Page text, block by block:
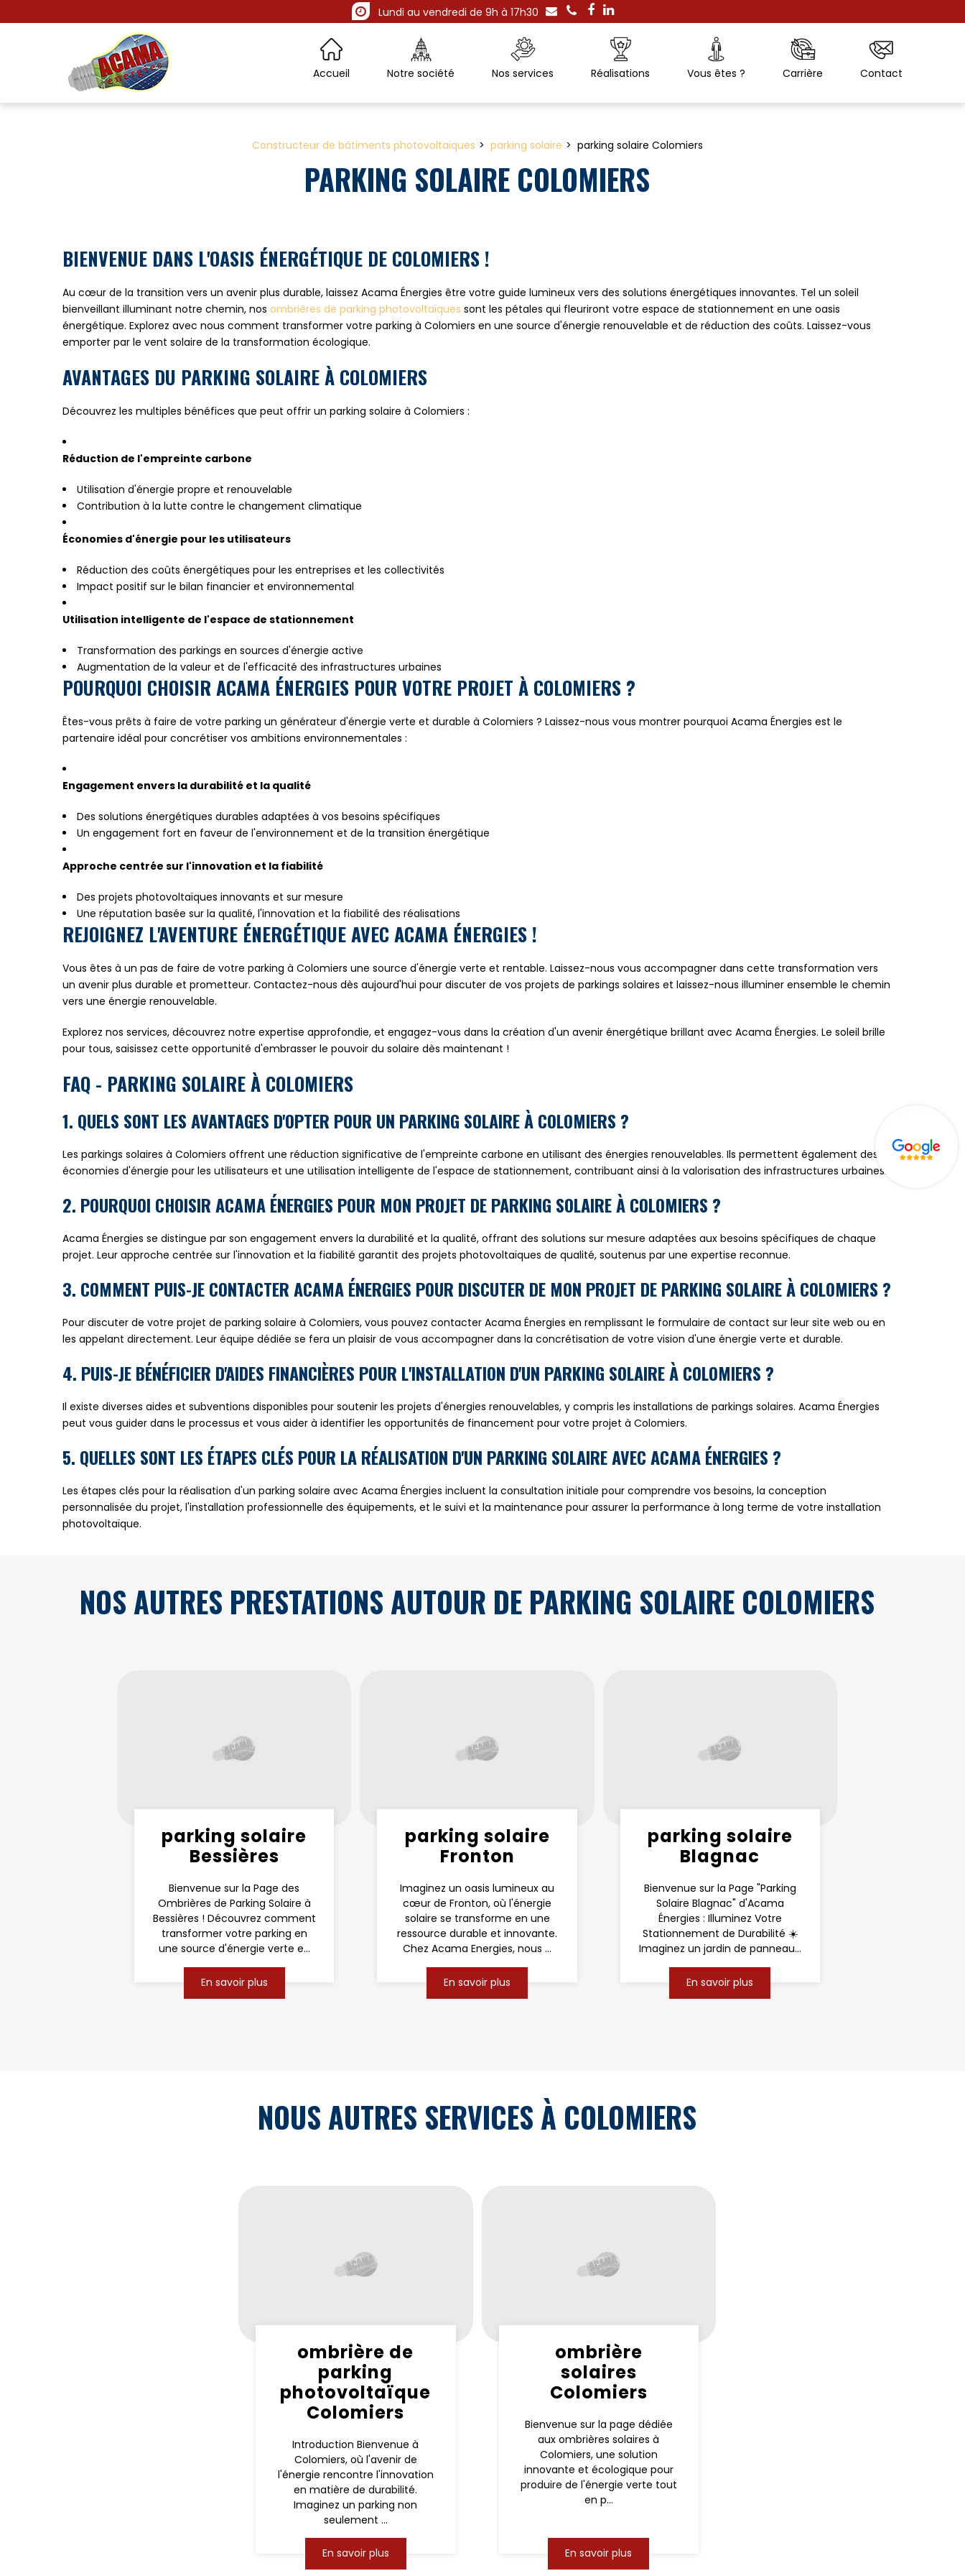
Lundi au vendredi de 9h à 17h30
Accueil Notre société Nos services Réalisations Vous êtes ? Carrière Contact
Constructeur de bâtiments photovoltaïques parking solaire parking solaire Colomiers
PARKING SOLAIRE COLOMIERS
BIENVENUE DANS L'OASIS ÉNERGÉTIQUE DE COLOMIERS !
Au cœur de la transition vers un avenir plus durable, laissez Acama Énergies être votre guide lumineux vers des solutions énergétiques innovantes. Tel un soleil
bienveillant illuminant notre chemin, nos ombrières de parking photovoltaïques sont les pétales qui fleuriront votre espace de stationnement en une oasis
énergétique. Explorez avec nous comment transformer votre parking à Colomiers en une source d'énergie renouvelable et de réduction des coûts. Laissez-vous
emporter par le vent solaire de la transformation écologique.
AVANTAGES DU PARKING SOLAIRE À COLOMIERS
Découvrez les multiples bénéfices que peut offrir un parking solaire à Colomiers :
Réduction de l'empreinte carbone
Utilisation d'énergie propre et renouvelable
Contribution à la lutte contre le changement climatique
Économies d'énergie pour les utilisateurs
Réduction des coûts énergétiques pour les entreprises et les collectivités
Impact positif sur le bilan financier et environnemental
Utilisation intelligente de l'espace de stationnement
Transformation des parkings en sources d'énergie active
Augmentation de la valeur et de l'efficacité des infrastructures urbaines
POURQUOI CHOISIR ACAMA ÉNERGIES POUR VOTRE PROJET À COLOMIERS ?
Êtes-vous prêts à faire de votre parking un générateur d'énergie verte et durable à Colomiers ? Laissez-nous vous montrer pourquoi Acama Énergies est le
partenaire idéal pour concrétiser vos ambitions environnementales :
Engagement envers la durabilité et la qualité
Des solutions énergétiques durables adaptées à vos besoins spécifiques
Un engagement fort en faveur de l'environnement et de la transition énergétique
Approche centrée sur l'innovation et la fiabilité
Des projets photovoltaïques innovants et sur mesure
Une réputation basée sur la qualité, l'innovation et la fiabilité des réalisations
REJOIGNEZ L'AVENTURE ÉNERGÉTIQUE AVEC ACAMA ÉNERGIES !
Vous êtes à un pas de faire de votre parking à Colomiers une source d'énergie verte et rentable. Laissez-nous vous accompagner dans cette transformation vers
un avenir plus durable et prometteur. Contactez-nous dès aujourd'hui pour discuter de vos projets de parkings solaires et laissez-nous illuminer ensemble le chemin
vers une énergie renouvelable.
Explorez nos services, découvrez notre expertise approfondie, et engagez-vous dans la création d'un avenir énergétique brillant avec Acama Énergies. Le soleil brille
pour tous, saisissez cette opportunité d'embrasser le pouvoir du solaire dès maintenant !
FAQ - PARKING SOLAIRE À COLOMIERS
1. QUELS SONT LES AVANTAGES D'OPTER POUR UN PARKING SOLAIRE À COLOMIERS ?
Les parkings solaires à Colomiers offrent une réduction significative de l'empreinte carbone en utilisant des énergies renouvelables. Ils permettent également des
économies d'énergie pour les utilisateurs et une utilisation intelligente de l'espace de stationnement, contribuant ainsi à la valorisation des infrastructures urbaines.
2. POURQUOI CHOISIR ACAMA ÉNERGIES POUR MON PROJET DE PARKING SOLAIRE À COLOMIERS ?
Acama Énergies se distingue par son engagement envers la durabilité et la qualité, offrant des solutions sur mesure adaptées aux besoins spécifiques de chaque
projet. Leur approche centrée sur l'innovation et la fiabilité garantit des projets photovoltaïques de qualité, soutenus par une expertise reconnue.
3. COMMENT PUIS-JE CONTACTER ACAMA ÉNERGIES POUR DISCUTER DE MON PROJET DE PARKING SOLAIRE À COLOMIERS ?
Pour discuter de votre projet de parking solaire à Colomiers, vous pouvez contacter Acama Énergies en remplissant le formulaire de contact sur leur site web ou en
les appelant directement. Leur équipe dédiée se fera un plaisir de vous accompagner dans la concrétisation de votre vision d'une énergie verte et durable.
4. PUIS-JE BÉNÉFICIER D'AIDES FINANCIÈRES POUR L'INSTALLATION D'UN PARKING SOLAIRE À COLOMIERS ?
Il existe diverses aides et subventions disponibles pour soutenir les projets d'énergies renouvelables, y compris les installations de parkings solaires. Acama Énergies
peut vous guider dans le processus et vous aider à identifier les opportunités de financement pour votre projet à Colomiers.
5. QUELLES SONT LES ÉTAPES CLÉS POUR LA RÉALISATION D'UN PARKING SOLAIRE AVEC ACAMA ÉNERGIES ?
Les étapes clés pour la réalisation d'un parking solaire avec Acama Énergies incluent la consultation initiale pour comprendre vos besoins, la conception
personnalisée du projet, l'installation professionnelle des équipements, et le suivi et la maintenance pour assurer la performance à long terme de votre installation
photovoltaïque.
NOS AUTRES PRESTATIONS AUTOUR DE PARKING SOLAIRE COLOMIERS
parking solaire
Bessières
Bienvenue sur la Page des
Ombrières de Parking Solaire à
Bessières ! Découvrez comment
transformer votre parking en
une source d'énergie verte e...
En savoir plus
parking solaire
Fronton
Imaginez un oasis lumineux au
cœur de Fronton, où l'énergie
solaire se transforme en une
ressource durable et innovante.
Chez Acama Energies, nous ...
En savoir plus
parking solaire
Blagnac
Bienvenue sur la Page "Parking
Solaire Blagnac" d'Acama
Énergies : Illuminez Votre
Stationnement de Durabilité ☀️
Imaginez un jardin de panneau...
En savoir plus
NOUS AUTRES SERVICES À COLOMIERS
ombrière de
parking
photovoltaïque
Colomiers
Introduction Bienvenue à
Colomiers, où l'avenir de
l'énergie rencontre l'innovation
en matière de durabilité.
Imaginez un parking non
seulement ...
En savoir plus
ombrière
solaires
Colomiers
Bienvenue sur la page dédiée
aux ombrières solaires à
Colomiers, une solution
innovante et écologique pour
produire de l'énergie verte tout
en p...
En savoir plus